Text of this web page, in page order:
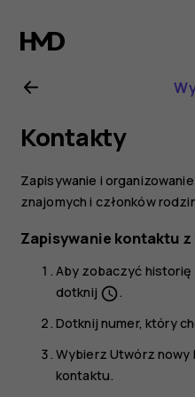
Instrukcja
obsługi
telefonu
Nokia
7
Plus
Kontakty
Zapisywanie i
znajomych i członków
Zapisywanie kontaktu
Aby zobaczyć historię
dotknij schedule.
Dotknij numer, który
WybierzUtwórz nowy
kontaktu.